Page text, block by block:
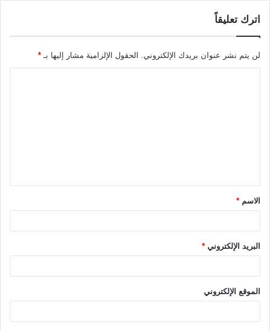
اترك تعليقاً
لن يتم نشر عنوان بريدك الإلكتروني. الحقول الإلزامية مشار إليها بـ *
ق
*الاسم *
البريد الإلكتروني *
الموقع الإلكتروني